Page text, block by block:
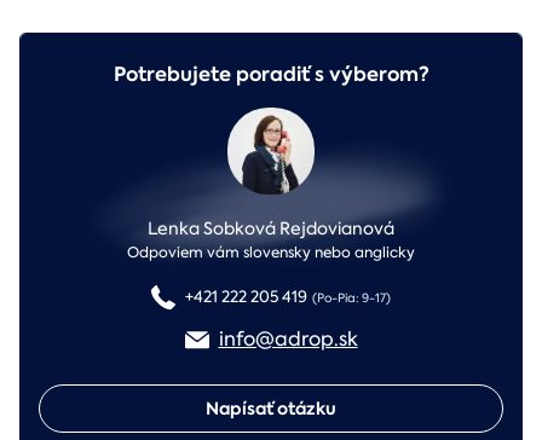
Potrebujete poradiť s výberom?
Lenka Sobková Rejdovianová
Odpoviem vám slovensky nebo anglicky
+421 222 205 419 (Po-Pia: 9-17)
info@adrop.sk
Napísať otázku